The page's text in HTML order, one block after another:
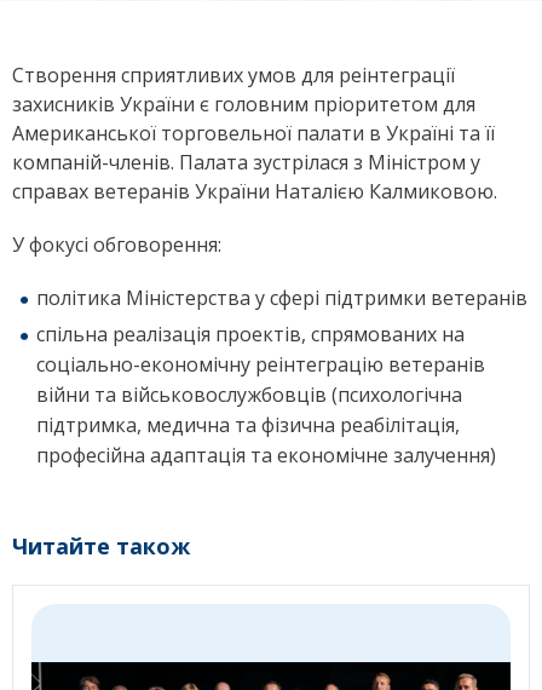
Створення сприятливих умов для реінтеграції
захисників України є головним пріоритетом для
Американської торговельної палати в Україні та її
компаній-членів. Палата зустрілася з Міністром у
справах ветеранів України Наталією Калмиковою.
У фокусі обговорення:
політика Міністерства у сфері підтримки ветеранів
спільна реалізація проектів, спрямованих на
соціально-економічну реінтеграцію ветеранів
війни та військовослужбовців (психологічна
підтримка, медична та фізична реабілітація,
професійна адаптація та економічне залучення)
Читайте також